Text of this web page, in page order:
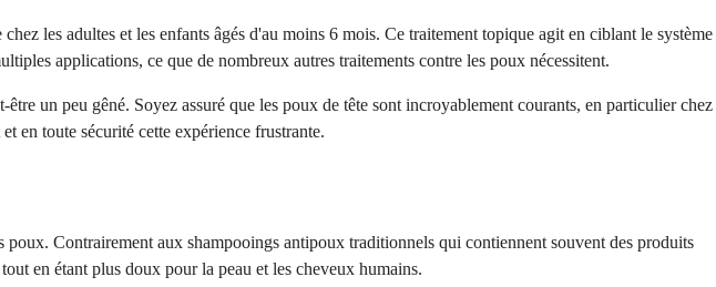
les adultes et les enfants âgés d'au moins 6 mois. Ce traitement topique agit en ciblant le système
applications, ce que de nombreux autres traitements contre les poux nécessitent.
un peu gêné. Soyez assuré que les poux de tête sont incroyablement courants, en particulier chez
en toute sécurité cette expérience frustrante.
Contrairement aux shampooings antipoux traditionnels qui contiennent souvent des produits
en étant plus doux pour la peau et les cheveux humains.